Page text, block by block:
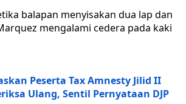
balapan menyisakan dua lap dan
mengalami cedera pada kaki
Peserta Tax Amnesty Jilid II
Ulang, Sentil Pernyataan DJP